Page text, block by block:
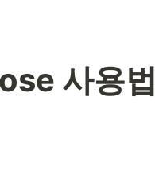
사용법